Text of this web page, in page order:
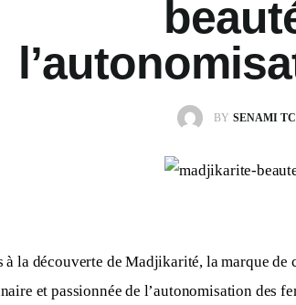
BY SENAMI
à la découverte de Madjikarité, la marque de
et passionnée de l’autonomisation des